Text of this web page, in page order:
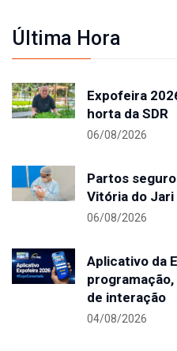
Última Hora
Expofeira
horta da SDR
06/08/2026
Partos
Vitória do Jari
06/08/2026
Aplicativo da
de interação
04/08/2026